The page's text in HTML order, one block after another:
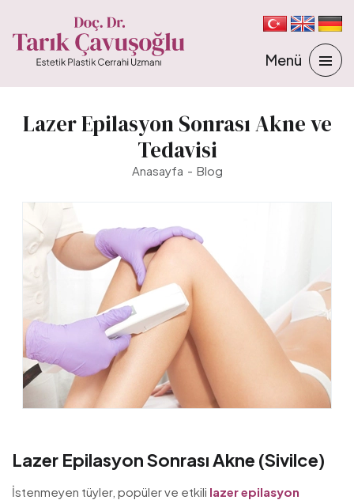
Lazer Epilasyon Sonrası Akne ve
Tedavisi
Anasayfa Blog
Lazer Epilasyon Sonrası Akne (Sivilce)
İstenmeyen tüyler, popüler ve etkili lazer epilasyon